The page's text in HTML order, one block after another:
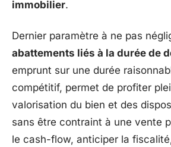
immobilier.
Dernier paramètre à ne pas
abattements liés à la durée de
emprunt sur une durée
compétitif, permet de profiter
valorisation du bien et des
sans être contraint à une vente
le cash-flow, anticiper la